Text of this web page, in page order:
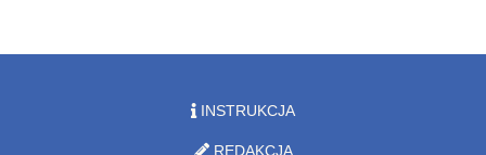
INSTRUKCJA
REDAKCJA